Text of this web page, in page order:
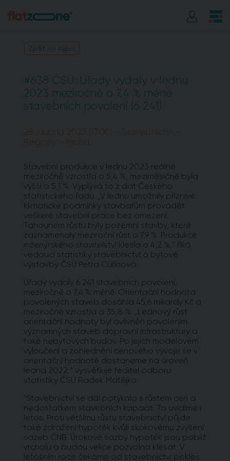
#638 ČSÚ: Úřady vydaly v lednu
2023 meziročně o 7,4 % méně
stavebních povolení (6 241)
28. dubna 2023 (17:00) - Stavebnictví -
Regiony - Praha
Stavební produkce v lednu 2023 reálně
meziročně vzrostla o 5,4 %, meziměsíčně byla
vyšší o 5,1 %. Vyplývá to z dat Českého
statistického řadu. „V lednu umožnily příznivé
klimatické podmínky stavbařům provádět
veškeré stavební práce bez omezení.
Tahounem růstu byly pozemní stavby, které
zaznamenaly meziroční růst o 7,9 %. Produkce
inženýrského stavitelství klesla o 4,2 %,“ říká
vedoucí statistiky stavebnictví a bytové
výstavby ČSÚ Petra Cuřínová.
Úřady vydaly 6 241 stavebních povolení,
meziročně o 7,4 % méně. Orientační hodnota
povolených staveb dosáhla 45,6 miliardy Kč a
meziročně vzrostla o 35,8 %. „Lednový růst
orientační hodnoty byl ovlivněn povolením
významných staveb dopravní infrastruktury a
také nebytových budov. Po jejich modelovém
vyloučení a zohlednění cenového vývoje se v
orientační hodnotě dostaneme na úroveň
ledna 2022,“ vysvětluje ředitel odboru
statistiky ČSÚ Radek Matějka.
"Stavebnictví se dál potýkalo s růstem cen a
nedostatkem stavebních kapacit. To uvidíme i
letos. Proti většímu růstu stavebnictví půjde
také zdražení hypoték kvůli skokovému zvýšení
sazeb ČNB. Úrokové sazby hypoték jsou poblíž
vrcholu a budou velice pozvolna klesat. V
letošním roce čekáme od stavebnictví pokles